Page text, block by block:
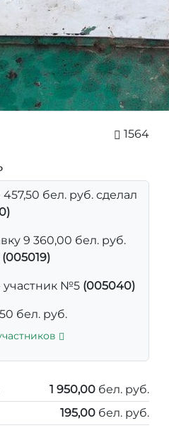
1564
бел. руб. сделал
9 360,00 бел. руб.
(005019)
участник №5 (005040)
бел. руб.
1 950,00 бел. руб.
195,00 бел. руб.